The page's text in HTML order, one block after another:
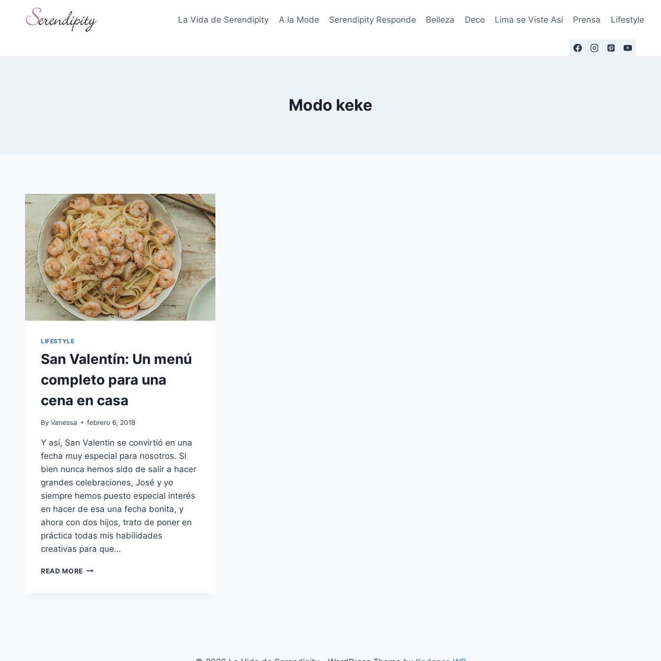
La Vida de Serendipity A la Mode Serendipity Responde Belleza Deco Lima se Viste Así Prensa Lifestyle
Modo keke
LIFESTYLE
San Valentín: Un menú
completo para una
cena en casa
By Vanessa febrero 6, 2018
Y así, San Valentin se convirtió en una
fecha muy especial para nosotros. Si
bien nunca hemos sido de salir a hacer
grandes celebraciones, José y yo
siempre hemos puesto especial interés
en hacer de esa una fecha bonita, y
ahora con dos hijos, trato de poner en
práctica todas mis habilidades
creativas para que…
READ MORE SAN